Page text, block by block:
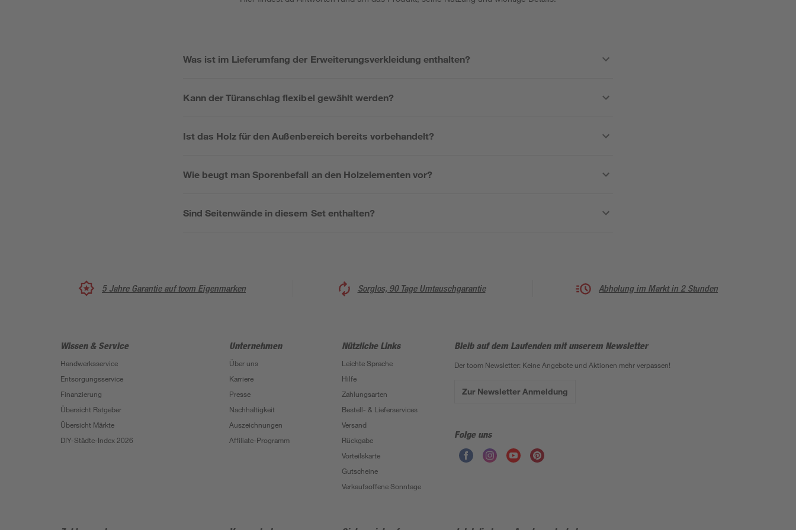
Was ist im Lieferumfang der Erweiterungsverkleidung enthalten?
Kann der Türanschlag flexibel gewählt werden?
Ist das Holz für den Außenbereich bereits vorbehandelt?
Wie beugt man Sporenbefall an den Holzelementen vor?
Sind Seitenwände in diesem Set enthalten?
5 Jahre Garantie auf toom Eigenmarken Sorglos, 90 Tage Umtauschgarantie Abholung im Markt in 2 Stunden
Wissen & Service
Handwerksservice
Entsorgungsservice
Finanzierung
Übersicht Ratgeber
Übersicht Märkte
DIY-Städte-Index 2026
Unternehmen
Über uns
Karriere
Presse
Nachhaltigkeit
Auszeichnungen
Affiliate-Programm
Nützliche Links
Leichte Sprache
Hilfe
Zahlungsarten
Bestell- & Lieferservices
Versand
Rückgabe
Vorteilskarte
Gutscheine
Verkaufsoffene Sonntage
Bleib auf dem Laufenden mit unserem Newsletter
Der toom Newsletter: Keine Angebote und Aktionen mehr verpassen!
Zur Newsletter Anmeldung
Folge uns